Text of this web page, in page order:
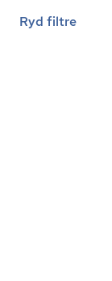
Ryd filtre